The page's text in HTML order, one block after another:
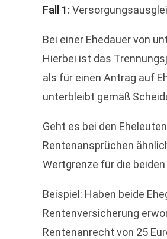
Fall 1:
Bei einer Ehedauer von
Hierbei ist das
als für einen Antrag auf
unterbleibt gemäß
Geht es bei den
Rentenansprüchen
Wertgrenze für die
Beispiel: Haben beide
Rentenversicherung
Rentenanrecht von 25